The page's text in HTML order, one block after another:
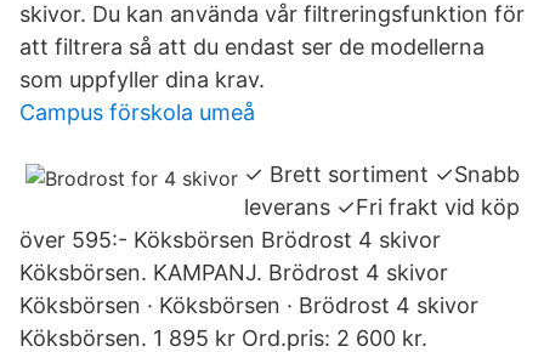
skivor. Du kan använda vår filtreringsfunktion för
att filtrera så att du endast ser de modellerna
som uppfyller dina krav.
Campus förskola umeå
✓ Brett sortiment ✓Snabb
leverans ✓Fri frakt vid köp
över 595:- Köksbörsen Brödrost 4 skivor
Köksbörsen. KAMPANJ. Brödrost 4 skivor
Köksbörsen · Köksbörsen · Brödrost 4 skivor
Köksbörsen. 1 895 kr Ord.pris: 2 600 kr.